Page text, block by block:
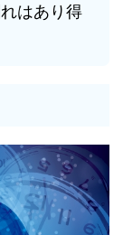
はあり得